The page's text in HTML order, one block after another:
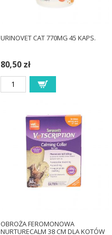
URINOVET CAT 770MG 45 KAPS.
80,50 zł
OBROŻA FEROMONOWA
NURTURECALM 38 CM DLA KOTÓW